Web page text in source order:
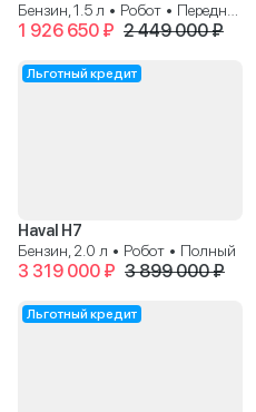
1 926 650 ₽ 2 449 000 ₽
Льготный кредит
Haval H7
Бензин, 2.0 л • Робот • Полный
3 319 000 ₽ 3 899 000 ₽
Льготный кредит